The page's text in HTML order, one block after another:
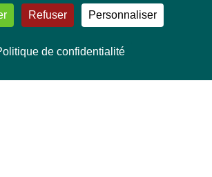
Refuser Personnaliser
de confidentialité